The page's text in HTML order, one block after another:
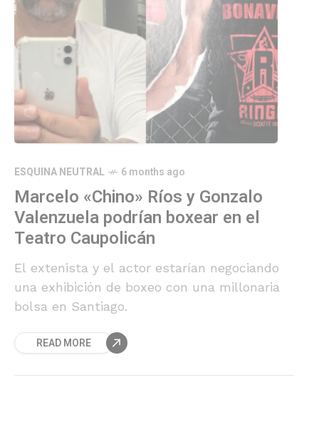
ESQUINA NEUTRAL 6 months ago
Marcelo «Chino» Ríos y Gonzalo
Valenzuela podrían boxear en el
Teatro Caupolicán
El extenista y el actor estarían negociando
una exhibición de boxeo con una millonaria
bolsa en Santiago.
READ MORE